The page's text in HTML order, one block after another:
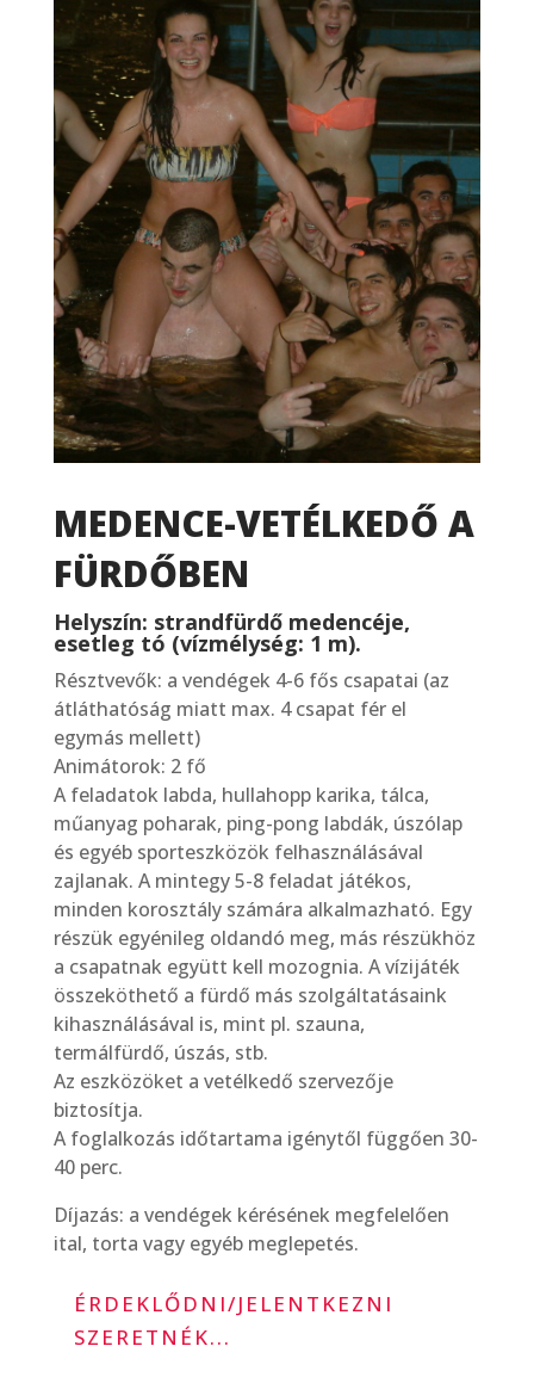
MEDENCE-VETÉLKEDŐ A
FÜRDŐBEN
Helyszín: strandfürdő medencéje,
esetleg tó (vízmélység: 1 m).
Résztvevők: a vendégek 4-6 fős csapatai (az
átláthatóság miatt max. 4 csapat fér el
egymás mellett)
Animátorok: 2 fő
A feladatok labda, hullahopp karika, tálca,
műanyag poharak, ping-pong labdák, úszólap
és egyéb sporteszközök felhasználásával
zajlanak. A mintegy 5-8 feladat játékos,
minden korosztály számára alkalmazható. Egy
részük egyénileg oldandó meg, más részükhöz
a csapatnak együtt kell mozognia. A vízijáték
összeköthető a fürdő más szolgáltatásaink
kihasználásával is, mint pl. szauna,
termálfürdő, úszás, stb.
Az eszközöket a vetélkedő szervezője
biztosítja.
A foglalkozás időtartama igénytől függően 30-
40 perc.
Díjazás: a vendégek kérésének megfelelően
ital, torta vagy egyéb meglepetés.
ÉRDEKLŐDNI/JELENTKEZNI
SZERETNÉK...